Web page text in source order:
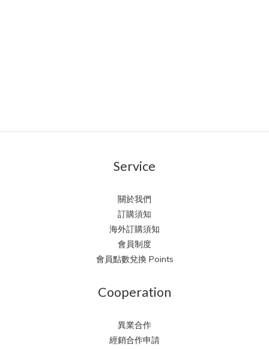
Service
關於我們
訂購須知
海外訂購須知
會員制度
會員點數兌換 Points
Cooperation
異業合作
經銷合作申請